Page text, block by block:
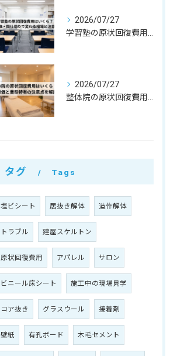
2026/07/27
2026/07/27
タグ Tags
塩ビシート 居抜き解体 造作解体
トラブル 建屋スケルトン
原状回復費用 アパレル サロン
ビニール床シート 施工中の現場見学
コア抜き グラスウール 接着剤
壁紙 有孔ボード 木毛セメント